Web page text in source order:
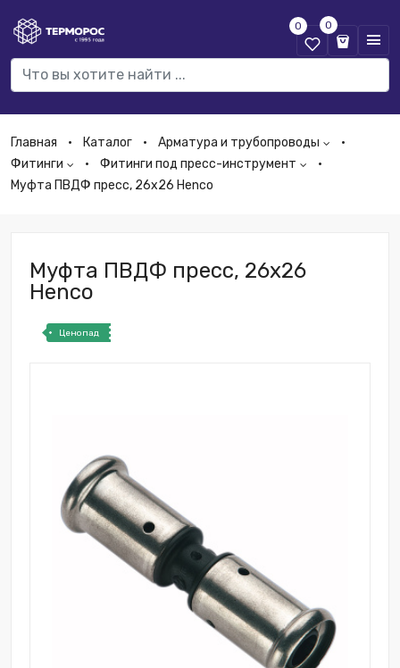
0 0
Главная Каталог
Арматура и трубопроводы
Фитинги
Фитинги под пресс-инструмент
Муфта ПВДФ пресс, 26х26 Henco
Муфта ПВДФ пресс, 26х26
Henco
Ценопад